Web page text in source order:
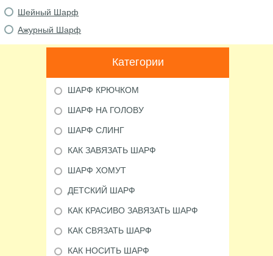
Шейный Шарф
Ажурный Шарф
Категории
ШАРФ КРЮЧКОМ
ШАРФ НА ГОЛОВУ
ШАРФ СЛИНГ
КАК ЗАВЯЗАТЬ ШАРФ
ШАРФ ХОМУТ
ДЕТСКИЙ ШАРФ
КАК КРАСИВО ЗАВЯЗАТЬ ШАРФ
КАК СВЯЗАТЬ ШАРФ
КАК НОСИТЬ ШАРФ